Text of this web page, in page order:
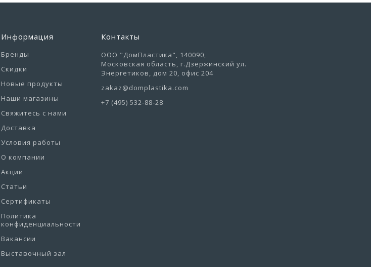
Информация
Бренды
Скидки
Новые продукты
Наши магазины
Свяжитесь с нами
Доставка
Условия работы
О компании
Акции
Статьи
Сертификаты
Политика
конфиденциальности
Вакансии
Выставочный зал
Контакты
ООО "ДомПластика", 140090,
Московская область, г.Дзержинский ул.
Энергетиков, дом 20, офис 204
zakaz@domplastika.com
+7 (495) 532-88-28